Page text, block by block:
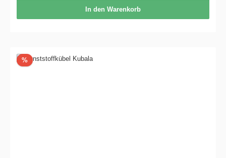
In den Warenkorb
%Rabatt